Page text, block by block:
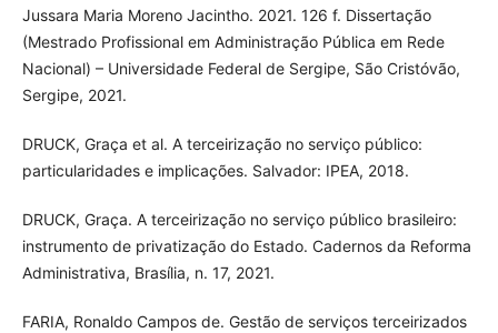
Jussara Maria Moreno Jacintho. 2021. 126 f. Dissertação
(Mestrado Profissional em Administração Pública em Rede
Nacional) – Universidade Federal de Sergipe, São Cristóvão,
Sergipe, 2021.
DRUCK, Graça et al. A terceirização no serviço público:
particularidades e implicações. Salvador: IPEA, 2018.
DRUCK, Graça. A terceirização no serviço público brasileiro:
instrumento de privatização do Estado. Cadernos da Reforma
Administrativa, Brasília, n. 17, 2021.
FARIA, Ronaldo Campos de. Gestão de serviços terceirizados